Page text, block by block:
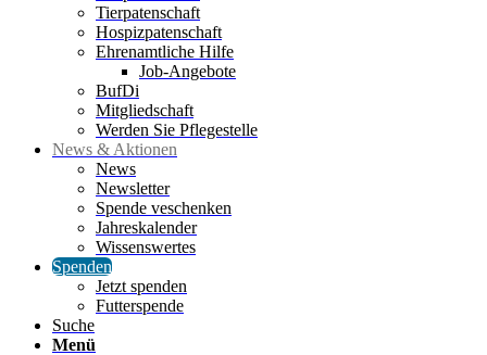
Tierpatenschaft
Hospizpatenschaft
Ehrenamtliche Hilfe
Job-Angebote
BufDi
Mitgliedschaft
Werden Sie Pflegestelle
News & Aktionen
News
Newsletter
Spende veschenken
Jahreskalender
Wissenswertes
Spenden
Jetzt spenden
Futterspende
Suche
Menü